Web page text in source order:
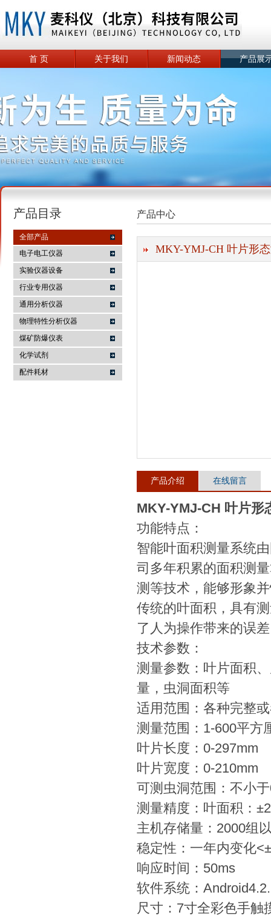
麦科仪（北京）科技有限公司
首 页 关于我们 新闻动态 产品展
产品目录
全部产品
电子电工仪器
实验仪器设备
行业专用仪器
通用分析仪器
物理特性分析仪器
煤矿防爆仪表
化学试剂
配件耗材
产品中心
MKY-YMJ-CH 叶片形
产品介绍 在线留言
MKY-YMJ-CH 叶片形
功能特点：
智能叶面积测量系统
司多年积累的面积测
测等技术，能够形象
传统的叶面积，具有
了人为操作带来的误
技术参数：
测量参数：叶片面积
量，虫洞面积等
适用范围：各种完整
测量范围：1-600平方
叶片长度：0-297mm
叶片宽度：0-210mm
可测虫洞范围：不小
测量精度：叶面积：
主机存储量：2000组
稳定性：一年内变化
响应时间：50ms
软件系统：
尺寸：7寸全彩色手触